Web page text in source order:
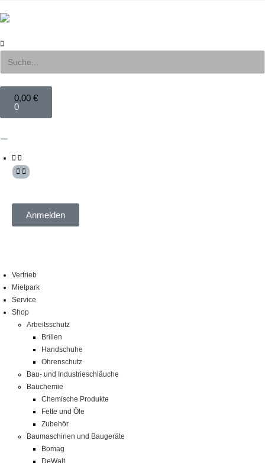
0,00 €
0
Anmelden
Vertrieb
Mietpark
Service
Shop
Arbeitsschutz
Brillen
Handschuhe
Ohrenschutz
Bau- und Industrieschläuche
Bauchemie
Chemische Produkte
Fette und Öle
Zubehör
Baumaschinen und Baugeräte
Bomag